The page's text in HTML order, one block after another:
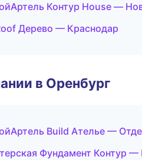
Контур House —
Дерево — Краснодар
в Оренбург
Build Ателье —
Фундамент Контур